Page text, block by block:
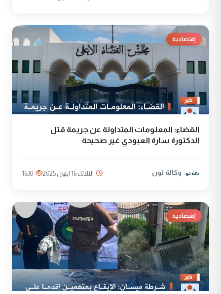
إقتصادية
القضاء: المعلومات المتداولة عن جريمة قتل
الدكتورة سارة العبودي غير صحيحة
وكالة نون الثلاثاء 16 ايلول 2025 1630
إقتصادية